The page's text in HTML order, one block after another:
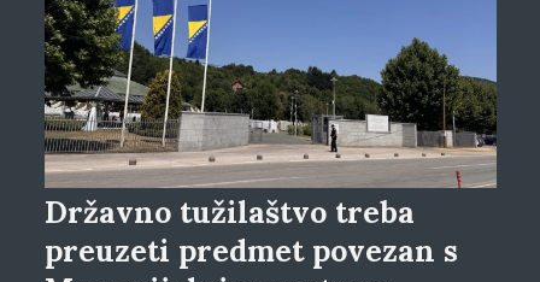
Državno tužilaštvo treba
preuzeti predmet povezan s